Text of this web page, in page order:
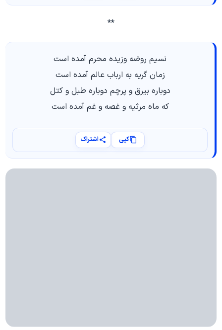
**
نسیم روضه وزیده محرم آمده است
زمان گریه به ارباب عالم آمده است
دوباره بیرق و پرچم دوباره طبل و کتل
که ماه مرثیه و غصه و غم آمده است
کپی اشتراک